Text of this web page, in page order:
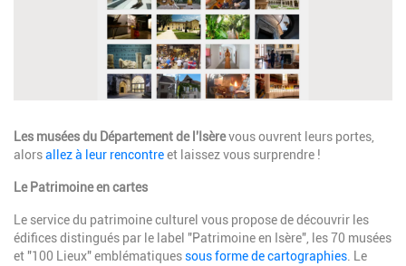
Description
Les musées du Département de l'Isèrevous ouvrent leurs portes,
alorsallez à leur rencontreet laissez vous surprendre !
Le Patrimoine en cartes
Le service du patrimoine culturel vous propose de découvrir les
édifices distingués par le label "Patrimoine en Isère", les 70 musées
et "100 Lieux" emblématiquessous forme de cartographies . Le